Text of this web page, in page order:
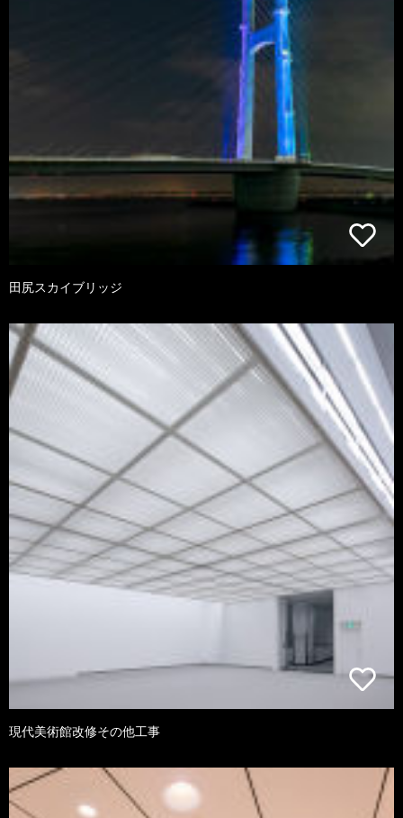
田尻スカイブリッジ
現代美術館改修その他工事